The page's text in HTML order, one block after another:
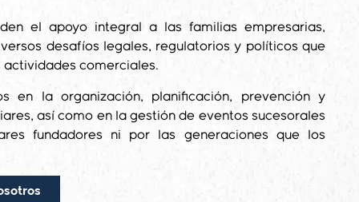
el apoyo integral a las familias empresarias,
desafíos legales, regulatorios y políticos que
actividades comerciales.
en la organización, planificación, prevención y
así como en la gestión de eventos sucesorales
fundadores ni por las generaciones que los